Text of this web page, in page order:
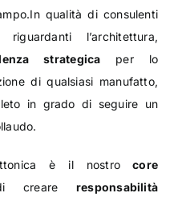
qualità di consulenti
l’architettura,
strategica per lo
di qualsiasi manufatto,
in grado di seguire un
è il nostro core
creareresponsabilità